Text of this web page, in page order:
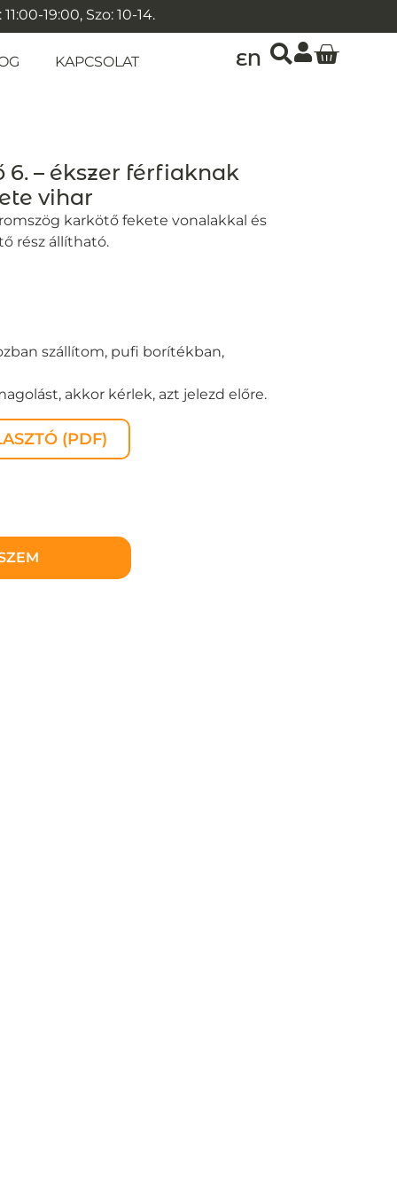
19:00, Szo: 10-14.
KAPCSOLAT EN
6. – ékszer férfiaknak
vihar
karkötő fekete vonalakkal és
rész állítható.
szállítom, pufi borítékban,
akkor kérlek, azt jelezd előre.
(PDF)